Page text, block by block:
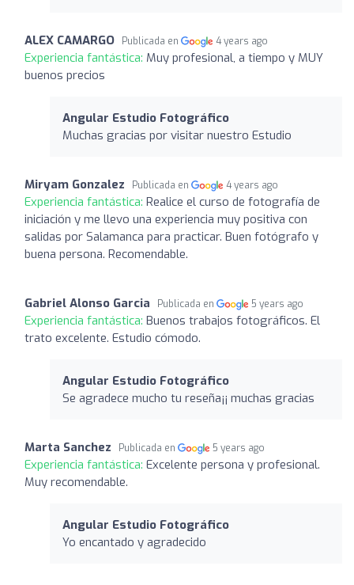
ALEX CAMARGO Publicada en 4 years ago
Experiencia fantástica: Muy profesional, a tiempo y MUY
buenos precios
Angular Estudio Fotográfico
Muchas gracias por visitar nuestro Estudio
Miryam Gonzalez Publicada en 4 years ago
Experiencia fantástica: Realice el curso de fotografía de
iniciación y me llevo una experiencia muy positiva con
salidas por Salamanca para practicar. Buen fotógrafo y
buena persona. Recomendable.
Gabriel Alonso Garcia Publicada en 5 years ago
Experiencia fantástica: Buenos trabajos fotográficos. El
trato excelente. Estudio cómodo.
Angular Estudio Fotográfico
Se agradece mucho tu reseña¡¡ muchas gracias
Marta Sanchez Publicada en 5 years ago
Experiencia fantástica: Excelente persona y profesional.
Muy recomendable.
Angular Estudio Fotográfico
Yo encantado y agradecido